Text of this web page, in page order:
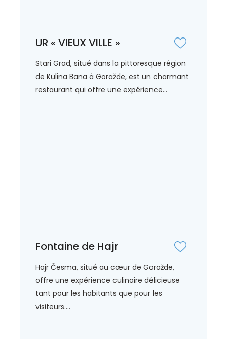
UR « VIEUX VILLE »
Stari Grad, situé dans la pittoresque région
de Kulina Bana à Goražde, est un charmant
restaurant qui offre une expérience...
Fontaine de Hajr
Hajr Česma, situé au cœur de Goražde,
offre une expérience culinaire délicieuse
tant pour les habitants que pour les
visiteurs....